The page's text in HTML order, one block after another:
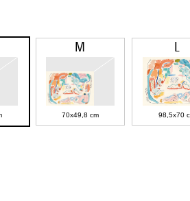
M
70x49,8 cm
L
98,5x70